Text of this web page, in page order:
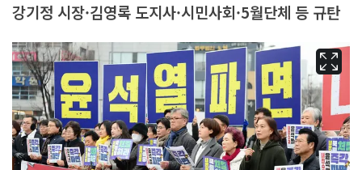
강기정 시장·김영록 도지사·시민사회·5월단체 등 규탄